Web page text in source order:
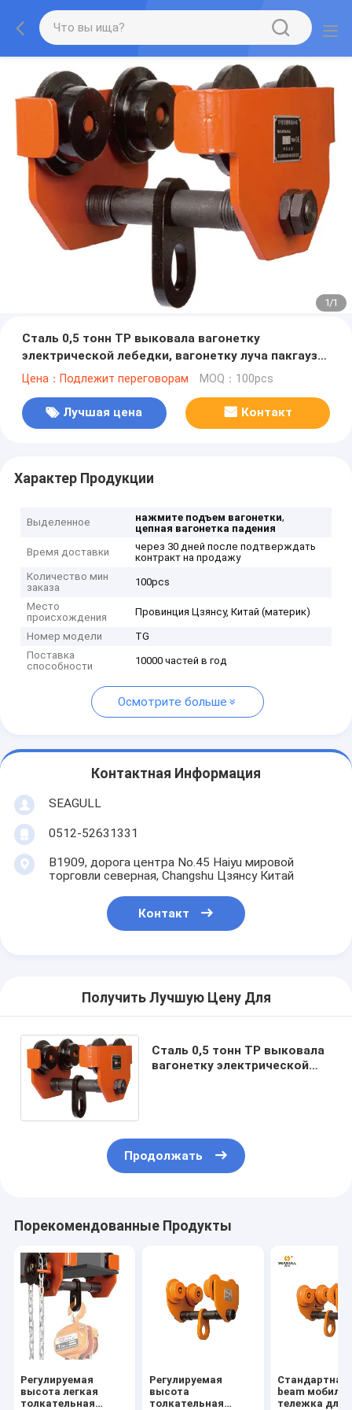
1/1
Сталь 0,5 тонн TP выковала вагонетку
электрической лебедки, вагонетку луча пакгауза
фабрики поднимаясь
Цена：Подлежит переговорам MOQ：100pcs
Лучшая цена Контакт
Характер Продукции
Выделенное нажмите подъем вагонетки,
цепная вагонетка падения
Время доставки
через 30 дней после подтверждать
контракт на продажу
Количество мин
заказа
100pcs
Место
происхождения
Провинция Цзянсу, Китай (материк)
Номер модели
TG
Поставка
способности
10000 частей в год
Осмотрите больше
Контактная Информация
SEAGULL
0512-52631331
B1909, дорога центра No.45 Haiyu мировой
торговли северная, Changshu Цзянсу Китай
Контакт
Получить Лучшую Цену Для
Сталь 0,5 тонн TP выковала
вагонетку электрической
Продолжать
Порекомендованные Продукты
Регулируемая
высота легкая
толкательная
Регулируемая
высота
толкательная
Стандартная
beam
тележка для